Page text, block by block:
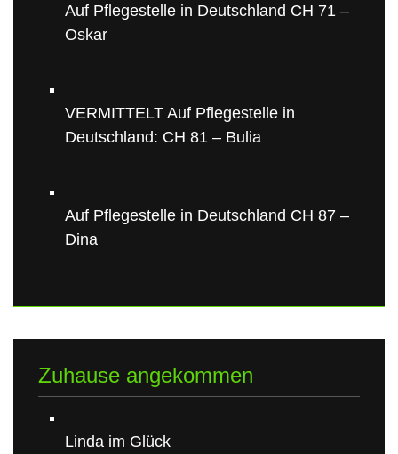
Auf Pflegestelle in Deutschland CH 71 –
Oskar
VERMITTELT Auf Pflegestelle in
Deutschland: CH 81 – Bulia
Auf Pflegestelle in Deutschland CH 87 –
Dina
Zuhause angekommen
Linda im Glück